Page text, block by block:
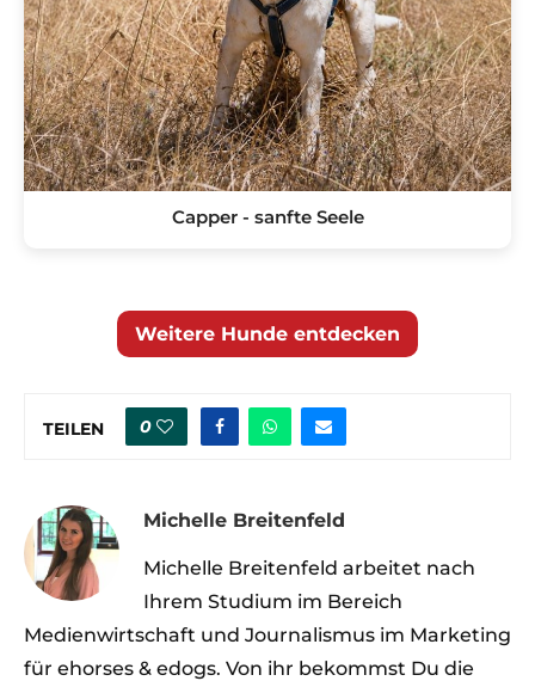
Capper - sanfte Seele
Weitere Hunde entdecken
TEILEN 0
Michelle Breitenfeld
Michelle Breitenfeld arbeitet nach
Ihrem Studium im Bereich
Medienwirtschaft und Journalismus im Marketing
für ehorses & edogs. Von ihr bekommst Du die